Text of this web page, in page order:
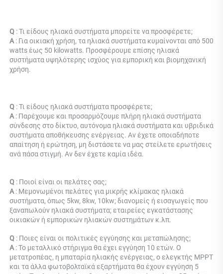
Q : Τι είδους ηλιακά συστήματα μπορείτε να προσφέρετε;
Α : Για οικιακή χρήση, τα ηλιακά συστήματα κυμαίνονται από 500
watts έως 50 kilowatts. Προσφέρουμε επίσης ηλιακά
συστήματα υψηλότερης ισχύος για εμπορική και βιομηχανική
χρήση.
Q : Τι είδους ηλιακά συστήματα προσφέρετε;
Α : Παρέχουμε και προσαρμόζουμε πλήρη ηλιακά συστήματα
σύνδεσης στο δίκτυο, αυτόνομα ηλιακά συστήματα και υβριδικά
συστήματα αποθήκευσης ενέργειας. Αν έχετε οποιαδήποτε
απαίτηση ή ερώτηση, μη διστάσετε να μας στείλετε ερωτήσεις
ανά πάσα στιγμή. Αν δεν έχετε καμία ιδέα.
Q : Ποιοί είναι οι πελάτες σας;
Α : Μεμονωμένοι πελάτες για μικρής κλίμακας ηλιακά
συστήματα, όπως 5kw, 8kw, 10kw; διανομείς ή εισαγωγείς που
ξαναπωλούν ηλιακά συστήματα; εταιρείες εγκατάστασης
οικιακών ή εμπορικών ηλιακών συστημάτων κ.λπ.
Q : Ποιες είναι οι πολιτικές εγγύησης και μεταπώλησης;
Α : Το μεταλλικό στήριγμα θα έχει εγγύηση 10 ετών. Ο
μετατροπέας, η μπαταρία ηλιακής ενέργειας, ο ελεγκτής MPPT
και τα άλλα φωτοβολταϊκά εξαρτήματα θα έχουν εγγύηση 5